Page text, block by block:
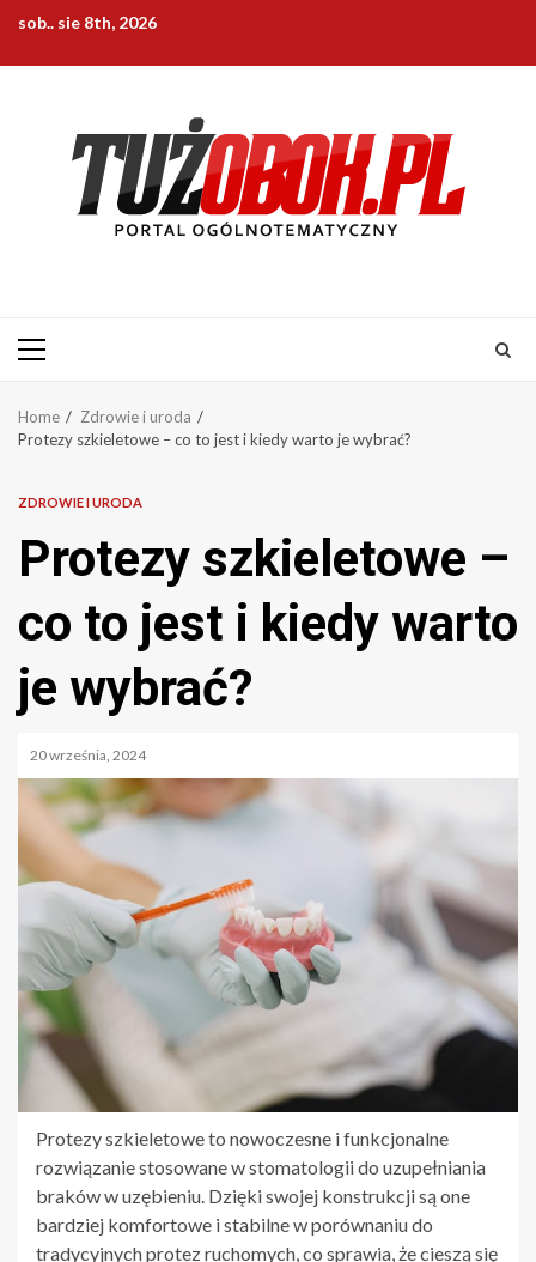
content
sob.. sie 8th, 2026
Primary
Home
Zdrowie i uroda
Protezy szkieletowe – co to jest i kiedy warto je wybrać?
ZDROWIE I URODA
Protezy szkieletowe –
co to jest i kiedy warto
je wybrać?
20 września, 2024
Protezy szkieletowe to nowoczesne i funkcjonalne
rozwiązanie stosowane w stomatologii do uzupełniania
braków w uzębieniu. Dzięki swojej konstrukcji są one
bardziej komfortowe i stabilne w porównaniu do
tradycyjnych protez ruchomych, co sprawia, że cieszą się